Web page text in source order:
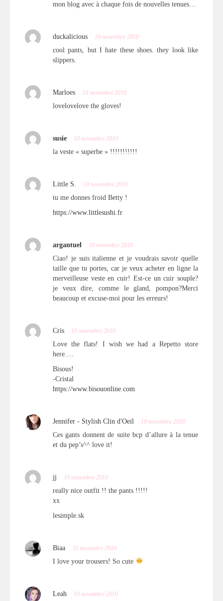
mon blog avec à chaque fois de nouvelles tenues…
duckalicious 10 novembre 2010
cool pants, but I hate these shoes. they look like
slippers.
Marloes 10 novembre 2010
lovelovelove the gloves!
susie 10 novembre 2010
la veste « superbe » !!!!!!!!!!!
Little S. 10 novembre 2010
tu me donnes froid Betty !
https://www.littlesushi.fr
argantuel 10 novembre 2010
Ciao! je suis italienne et je voudrais savoir quelle
taille que tu portes, car je veux acheter en ligne la
merveilleuse veste en cuir! Est-ce un cuir souple?
je veux dire, comme le gland, pompon?Merci
beaucoup et excuse-moi pour les erreurs!
Cris 10 novembre 2010
Love the flats! I wish we had a Repetto store
here….
Bisous!
-Cristal
https://www.bisouonline.com
Jennifer - Stylish Clin d'Oeil 10 novembre 2010
Ces gants donnent de suite bcp d’allure à la tenue
et du pep’s^^ love it!
jj 10 novembre 2010
really nice outfit !! the pants !!!!!
xx
lesimple.sk
Biaa 10 novembre 2010
I love your trousers! So cute
Leah 10 novembre 2010